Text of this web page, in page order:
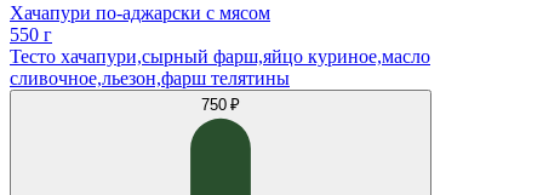
Хачапури по-аджарски с мясом
550 г
Тесто хачапури,сырный фарш,яйцо куриное,масло
сливочное,льезон,фарш телятины
750 ₽